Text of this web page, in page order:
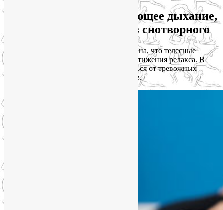
Практикуйте расслабляющее дыхание,
чтобы быстро уснуть без снотворного
Иногда мыслемешалка настолько активна, что телесные
практики не справляются с задачей достижения релакса. В
таком случае лучшим способом отвлечься от тревожных
мыслей станет расслабляющее дыхание.